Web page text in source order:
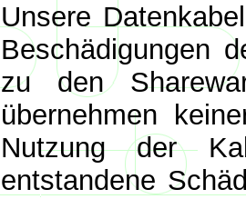
Unsere
Beschädigungen
zu den
übernehmen
Nutzung der
entstandene